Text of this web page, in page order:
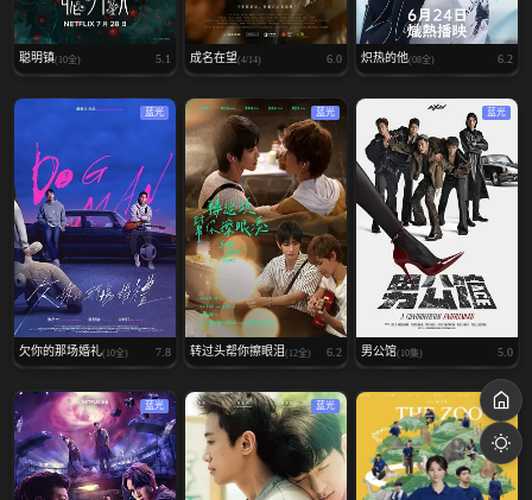
聪明镇(10全) 5.1 成名在望(4/14) 6.0 炽热的他(08全) 6.2
蓝光
欠你的那场婚礼(10全) 7.8
蓝光
转过头帮你擦眼泪(12全) 6.2
蓝光
男公馆(10集) 5.0
蓝光 蓝光 蓝光